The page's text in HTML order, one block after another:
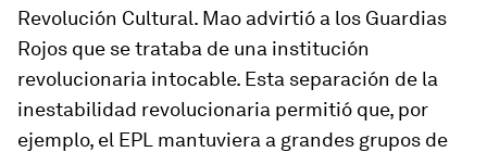
Revolución Cultural. Mao advirtió a los Guardias
Rojos que se trataba de una institución
revolucionaria intocable. Esta separación de la
inestabilidad revolucionaria permitió que, por
ejemplo, el EPL mantuviera a grandes grupos de